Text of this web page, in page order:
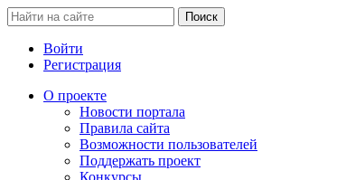
Войти
Регистрация
О проекте
Новости портала
Правила сайта
Возможности пользователей
Поддержать проект
Конкурсы